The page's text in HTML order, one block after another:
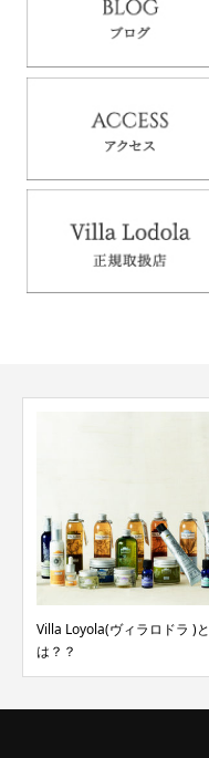
Villa Loyola(ヴィラロドラ )と
は？？